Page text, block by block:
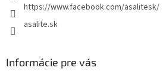
https://www.facebook.com/asalitesk/
asalite.sk
Informácie pre vás